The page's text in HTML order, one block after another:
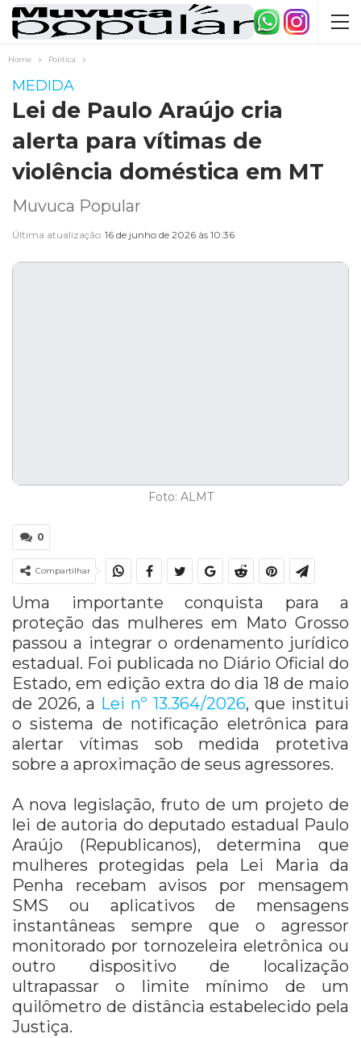
Home Política
MEDIDA
Lei de Paulo Araújo cria
alerta para vítimas de
violência doméstica em MT
Muvuca Popular
Última atualização 16 de junho de 2026 às 10:36
Foto: ALMT
0
Compartilhar
Uma importante conquista para a
proteção das mulheres em Mato Grosso
passou a integrar o ordenamento jurídico
estadual. Foi publicada no Diário Oficial do
Estado, em edição extra do dia 18 de maio
de 2026, a Lei nº 13.364/2026, que institui
o sistema de notificação eletrônica para
alertar vítimas sob medida protetiva
sobre a aproximação de seus agressores.
A nova legislação, fruto de um projeto de
lei de autoria do deputado estadual Paulo
Araújo (Republicanos), determina que
mulheres protegidas pela Lei Maria da
Penha recebam avisos por mensagem
SMS ou aplicativos de mensagens
instantâneas sempre que o agressor
monitorado por tornozeleira eletrônica ou
outro dispositivo de localização
ultrapassar o limite mínimo de um
quilômetro de distância estabelecido pela
Justiça.